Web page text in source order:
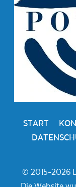
START
© 2015-2026